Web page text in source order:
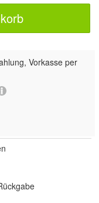
Vorkasse per